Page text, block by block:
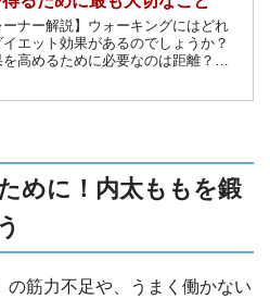
ーナー解説】ウォーキングにはどれ
イエット効果があるのでしょうか？
を高めるために必要なのは距離？時
めに！内太ももを鍛
の筋力不足や、うまく働かない